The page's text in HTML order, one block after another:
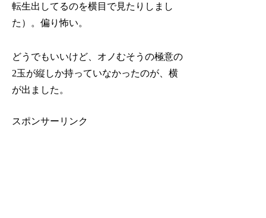
転生出してるのを横目で見たりしまし
た）。偏り怖い。
どうでもいいけど、オノむそうの極意の
2玉が縦しか持っていなかったのが、横
が出ました。
スポンサーリンク